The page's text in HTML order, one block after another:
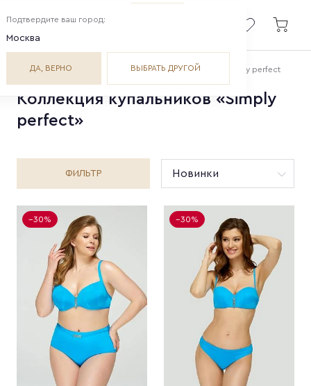
Главная Купальники Simply perfect
Коллекция купальников «Simply
perfect»
ФИЛЬТР
−30% −30%
Подтвердите ваш город:
Москва
ДА, ВЕРНО ВЫБРАТЬ ДРУГОЙ